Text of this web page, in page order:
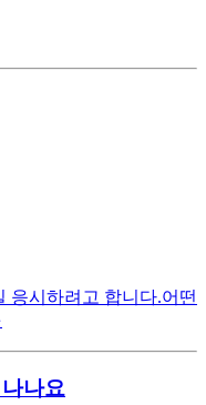
시하려고 합니다. ​ 어떤
나요